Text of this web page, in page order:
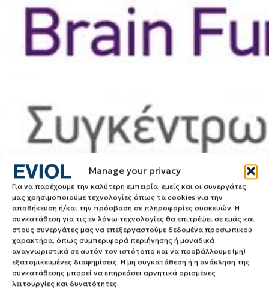
Manage your privacy
Για να παρέχουμε την καλύτερη εμπειρία, εμείς και οι συνεργάτες
μας χρησιμοποιούμε τεχνολογίες όπως τα cookies για την
αποθήκευση ή/και την πρόσβαση σε πληροφορίες συσκευών. Η
συγκατάθεση για τις εν λόγω τεχνολογίες θα επιτρέψει σε εμάς και
στους συνεργάτες μας να επεξεργαστούμε δεδομένα προσωπικού
χαρακτήρα, όπως συμπεριφορά περιήγησης ή μοναδικά
αναγνωριστικά σε αυτόν τον ιστότοπο και να προβάλλουμε (μη)
εξατομικευμένες διαφημίσεις. Η μη συγκατάθεση ή η ανάκληση της
συγκατάθεσης μπορεί να επηρεάσει αρνητικά ορισμένες
λειτουργίες και δυνατότητες.